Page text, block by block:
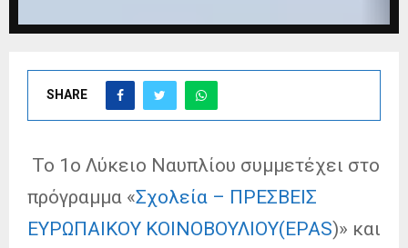
SHARE
Το 1ο Λύκειο Ναυπλίου συμμετέχει στο
πρόγραμμα «Σχολεία – ΠΡΕΣΒΕΙΣ
ΕΥΡΩΠΑΙΚΟΥ ΚΟΙΝΟΒΟΥΛΙΟΥ(EPAS)» και